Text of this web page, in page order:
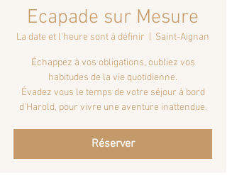
Ecapade sur Mesure
La date et l'heure sont à définir Saint-Aignan
Échappez à vos obligations, oubliez vos
habitudes de la vie quotidienne.
Évadez vous le temps de votre séjour à bord
d'Harold, pour vivre une aventure inattendue.
Réserver